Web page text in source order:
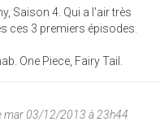
Saison 4. Qui a l'air très
ces 3 premiers épisodes.
One Piece, Fairy Tail.
mar 03/12/2013 à 23h44